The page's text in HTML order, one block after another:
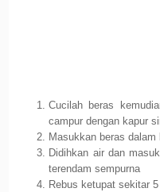
Cucilah beras
campur dengan kapur
Masukkan beras
Didihkan air dan
terendam sempurna
Rebus ketupat sekitar